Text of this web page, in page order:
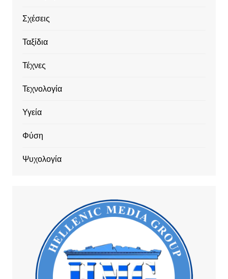
Σχέσεις
Ταξίδια
Τέχνες
Τεχνολογία
Υγεία
Φύση
Ψυχολογία